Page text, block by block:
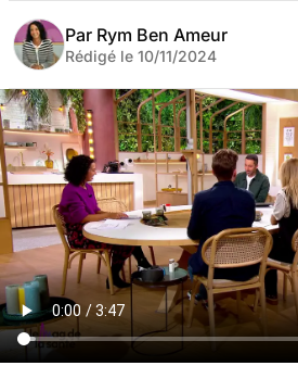
Par Rym Ben Ameur
Rédigé le 10/11/2024